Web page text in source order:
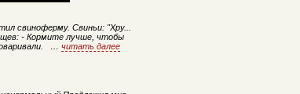
свиноферму. Свиньи: "Хру...
- Кормите лучше, чтобы
… читать далее